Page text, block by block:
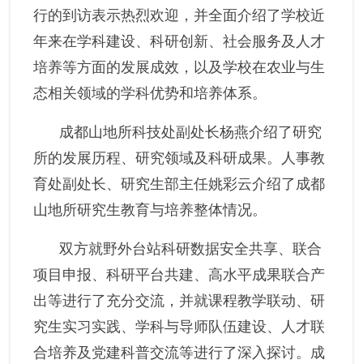
行的到访表示热烈欢迎， 并全面介绍了学校近
年来在学科建设、科研创新、社会服务及人才
培养等方面的发展成效， 以及学校在农业与生
态相关领域的学科优势和培养体系。
成都山地所科技处副处长杨燕介绍了研究
所的发展历程、研究领域及科研成果。
人事教
育处副处长、研究生部主任姚彩云介绍了成都
山地所研究生教育与培养整体情况。
双方就野外台站科研数据安全共享、联合
项目申报、科研平台共建、高水平成果联合产
出等进行了充分交流 ， 并就课程教学联动、研
究生实习实践、学科与导师队伍建设、人才联
合培养及党建科普交流等进行了深入探讨。成